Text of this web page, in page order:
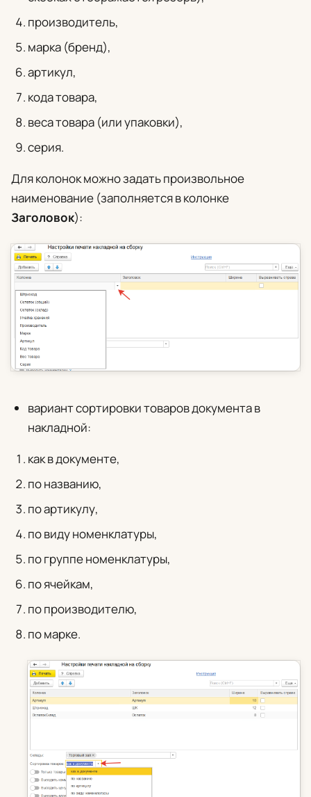
производитель,
марка (бренд),
артикул,
кода товара,
веса товара (или упаковки),
серия.
Для колонок можно задать произвольное
наименование (заполняется в колонке
Заголовок):
вариант сортировки товаров документа в
накладной:
как в документе,
по названию,
по артикулу,
по виду номенклатуры,
по группе номенклатуры,
по ячейкам,
по производителю,
по марке.